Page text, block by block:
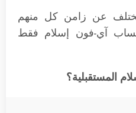
عن زامن كل منهم
آي-فون إسلام فقط
المستقبلية؟